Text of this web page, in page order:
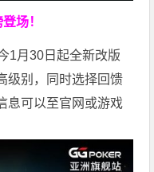
场！
1月30日起全新改版
级别，同时选择回馈
息可以至官网或游戏